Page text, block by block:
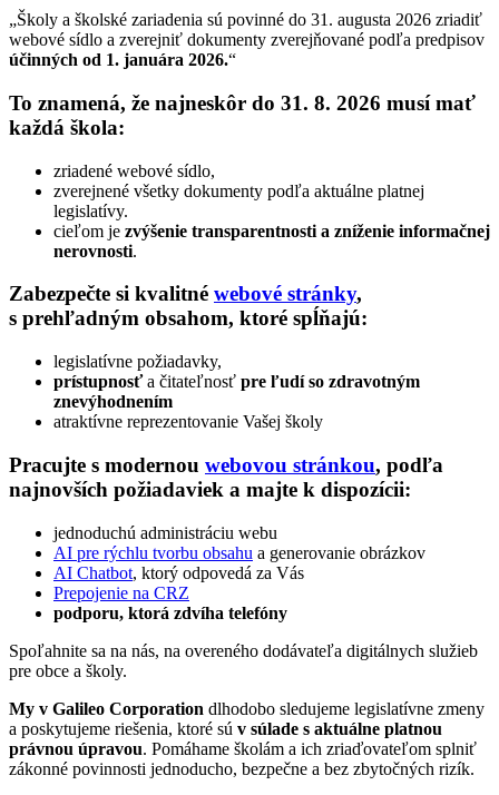
„Školy a školské zariadenia sú povinné do 31. augusta 2026 zriadiť
webové sídlo a zverejniť dokumenty zverejňované podľa predpisov
účinných od 1. januára 2026.“
To znamená, že najneskôr do 31. 8. 2026 musí mať
každá škola:
zriadené webové sídlo,
zverejnené všetky dokumenty podľa aktuálne platnej
legislatívy.
cieľom je zvýšenie transparentnosti a zníženie informačnej
nerovnosti.
Zabezpečte si kvalitné webové stránky,
s prehľadným obsahom, ktoré spĺňajú:
legislatívne požiadavky,
prístupnosťa čitateľnosť pre ľudí so zdravotným
znevýhodnením
atraktívne reprezentovanie Vašej školy
Pracujte s modernou webovou stránkou, podľa
najnovších požiadaviek a majte k dispozícii:
jednoduchú administráciu webu
AI pre rýchlu tvorbu obsahu a generovanie obrázkov
AI Chatbot, ktorý odpovedá za Vás
Prepojenie na CRZ
podporu, ktorá zdvíha telefóny
Spoľahnite sa na nás, na overeného dodávateľa digitálnych služieb
pre obce a školy.
My v Galileo Corporation dlhodobo sledujeme legislatívne zmeny
a poskytujeme riešenia, ktoré sú v súlade s aktuálne platnou
právnou úpravou. Pomáhame školám a ich zriaďovateľom splniť
zákonné povinnosti jednoducho, bezpečne a bez zbytočných rizík.